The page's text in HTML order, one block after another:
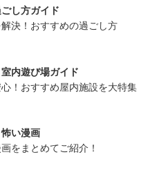
し方ガイド
解決！おすすめの過ごし方
内遊び場ガイド
！おすすめ屋内施設を大特集
い漫画
をまとめてご紹介！